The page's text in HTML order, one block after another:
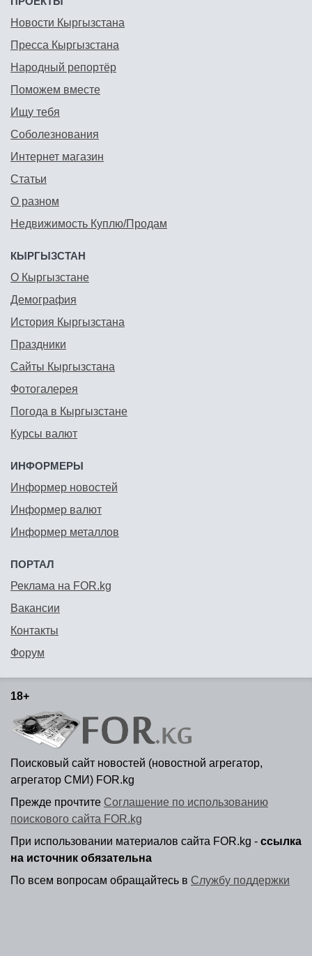
Новости Кыргызстана
Пресса Кыргызстана
Народный репортёр
Поможем вместе
Ищу тебя
Соболезнования
Интернет магазин
Статьи
О разном
Недвижимость Куплю/Продам
КЫРГЫЗСТАН
О Кыргызстане
Демография
История Кыргызстана
Праздники
Сайты Кыргызстана
Фотогалерея
Погода в Кыргызстане
Курсы валют
ИНФОРМЕРЫ
Информер новостей
Информер валют
Информер металлов
ПОРТАЛ
Реклама на FOR.kg
Вакансии
Контакты
Форум
18+
Поисковый сайт новостей (новостной агрегатор,
агрегатор СМИ) FOR.kg
Прежде прочтите Соглашение по использованию
поискового сайта FOR.kg
При использовании материалов сайта FOR.kg - ссылка
на источник обязательна
По всем вопросам обращайтесь в Службу поддержки